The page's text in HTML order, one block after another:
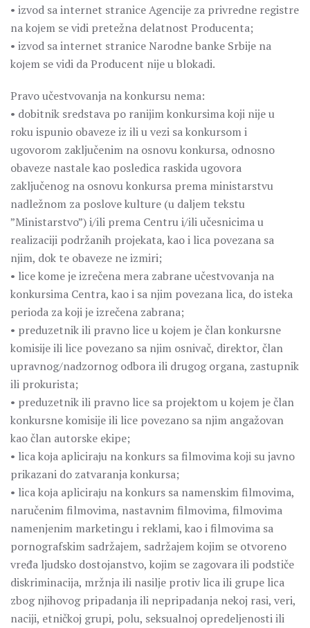
• izvod sa internet stranice Agencije za privredne registre
na koјem se vidi pretežna delatnost Producenta;
• izvod sa internet stranice Narodne banke Srbije na
koјem se vidi da Producent nije u blokadi.
Pravo učestvovanja na konkursu nema:
• dobitnik sredstava po ranijim konkursima koji nije u
roku ispunio obaveze iz ili u vezi sa konkursom i
ugovorom zaključenim na osnovu konkursa, odnosno
obaveze nastale kao posledica raskida ugovora
zaključenog na osnovu konkursa prema ministarstvu
nadležnom za poslove kulture (u daljem tekstu
”Ministarstvo”) i/ili prema Centru i/ili učesnicima u
realizaciji podržanih projekata, kao i lica povezana sa
njim, dok te obaveze ne izmiri;
• lice kome je izrečena mera zabrane učestvovanja na
konkursima Centra, kao i sa njim povezana lica, do isteka
perioda za koji je izrečena zabrana;
• preduzetnik ili pravno lice u koјem je član konkursne
komisije ili lice povezano sa njim osnivač, direktor, član
upravnog/nadzornog odbora ili drugog organa, zastupnik
ili prokurista;
• preduzetnik ili pravno lice sa projektom u koјem je član
konkursne komisije ili lice povezano sa njim angažovan
kao član autorske ekipe;
• lica koјa apliciraјu na konkurs sa filmovima koji su javno
prikazani do zatvaranja konkursa;
• lica koјa apliciraјu na konkurs sa namenskim filmovima,
naručenim filmovima, nastavnim filmovima, filmovima
namenjenim marketingu i reklami, kao i filmovima sa
pornografskim sadržajem, sadržajem kojim se otvoreno
vređa ljudsko dostojanstvo, kojim se zagovara ili podstiče
diskriminacija, mržnja ili nasilje protiv lica ili grupe lica
zbog njihovog pripadanja ili nepripadanja nekoj rasi, veri,
naciji, etničkoj grupi, polu, seksualnoj opredeljenosti ili